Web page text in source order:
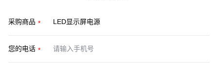
采购商品
您的电话